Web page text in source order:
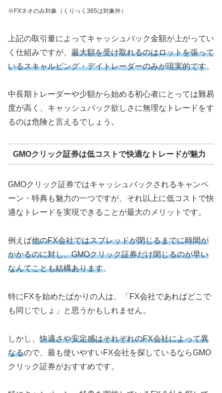
※FXネオのみ対象（くりっく365は対象外）
上記の取引量によってキャッシュバック金額が上がってい
く仕組みですが、 最大額を受け取れるのはロットを張って
いるスキャルピング・デイトレーダーのみが現実的です。
中長期トレーダーや少額から始める初心者にとっては難易
度が高く、キャッシュバック欲しさに無理なトレードをす
るのは危険と言えるでしょう。
GMOクリック証券は低コストで快適なトレードが魅力
GMOクリック証券ではキャッシュバックされるキャンペ
ーン・特典も魅力の一つですが、それ以上に低コストで快
適なトレードを実現できることが最大のメリットです。
例えば他のFX会社ではスプレッドが閉じるまでに時間が
かかるのに対し、GMOクリック証券だけ閉じるのが早い
なんてことも結構あります。
特にFXを始めたばかりの人は、「FX会社であればどこで
も同じでしょ」と思うかもしれません。
しかし、快適さや安定感はそれぞれのFX会社によって異
なるので、最も使いやすいFX会社を探しているならGMO
クリック証券がおすすめです。